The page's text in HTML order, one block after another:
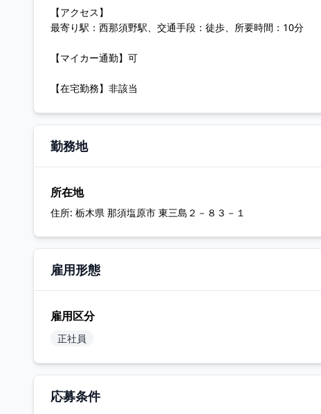
【アクセス】
最寄り駅：西那須野駅、交通手段：徒歩、所要時間：10分
【マイカー通勤】可
【在宅勤務】非該当
勤務地
所在地
住所: 栃木県 那須塩原市 東三島２－８３－１
雇用形態
雇用区分
正社員
応募条件